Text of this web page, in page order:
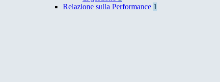
Relazione sulla Performance 1